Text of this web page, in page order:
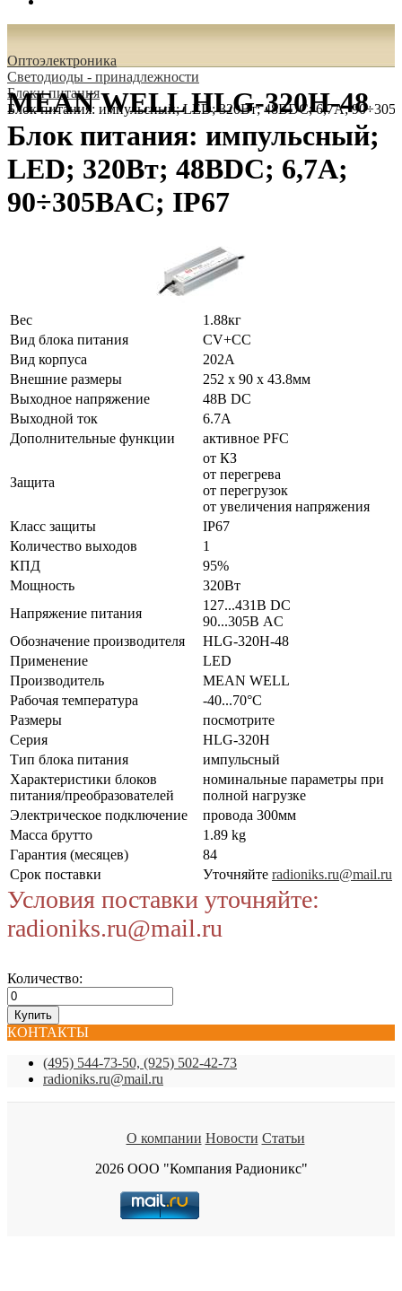
Oптоэлектроника
Светодиоды - принадлежности
Блоки питания
Блок питания: импульсный; LED; 320Вт; 48ВDC; 6,7А;
MEAN WELL HLG-320H-48
Блок питания: импульсный;
LED; 320Вт; 48ВDC; 6,7А;
90÷305ВAC; IP67
Вес
1.88кг
Вид блока питания
CV+CC
Вид корпуса
202A
Внешние размеры
252 x 90 x 43.8мм
Выходное напряжение
48В DC
Выходной ток
6.7А
Дополнительные функции
активное PFC
Защита
от КЗ
от перегрева
от перегрузок
от увеличения напряжения
Класс защиты
IP67
Количество выходов
1
КПД
95%
Мощность
320Вт
Напряжение питания
127...431В DC
90...305В AC
Обозначение производителя
HLG-320H-48
Применение
LED
Производитель
MEAN WELL
Рабочая температура
-40...70°C
Размеры
посмотрите
Серия
HLG-320H
Тип блока питания
импульсный
Характеристики блоков
питания/преобразователей
номинальные параметры при
полной нагрузке
Электрическое подключение
провода 300мм
Масса брутто
1.89 kg
Гарантия (месяцев)
84
Срок поставки
Уточняйте radioniks.ru@mail.ru
Условия поставки уточняйте:
radioniks.ru@mail.ru
Количество:
КОНТАКТЫ
(495) 544-73-50, (925) 502-42-73
radioniks.ru@mail.ru
О компании Новости Статьи
2026 ООО "Компания Радионикс"